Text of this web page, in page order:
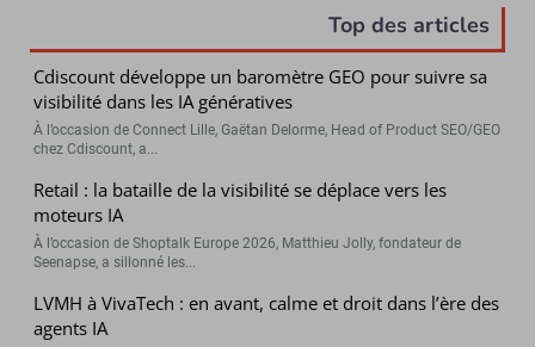
Top des articles
Cdiscount développe un baromètre GEO pour suivre sa
visibilité dans les IA génératives
À l’occasion de Connect Lille, Gaëtan Delorme, Head of Product SEO/GEO
chez Cdiscount, a...
Retail : la bataille de la visibilité se déplace vers les
moteurs IA
À l’occasion de Shoptalk Europe 2026, Matthieu Jolly, fondateur de
Seenapse, a sillonné les...
LVMH à VivaTech : en avant, calme et droit dans l’ère des
agents IA